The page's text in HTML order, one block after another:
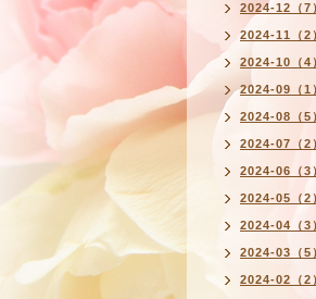
2024-12（7
2024-11（2
2024-10（4
2024-09（1
2024-08（5
2024-07（2
2024-06（3
2024-05（2
2024-04（3
2024-03（5
2024-02（2